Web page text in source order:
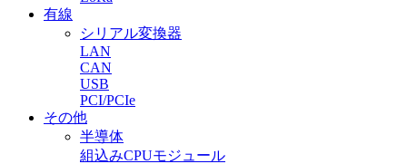
有線
シリアル変換器
LAN
CAN
USB
PCI/PCIe
その他
半導体
組込みCPUモジュール